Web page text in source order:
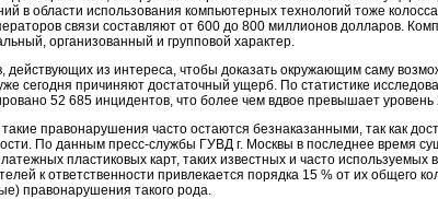
в области использования компьютерных технологий тоже
связи составляют от 600 до 800 миллионов долларов.
организованный и групповой характер.
действующих из интереса, чтобы доказать окружающим саму
сегодня причиняют достаточный ущерб. По статистике
52 685 инцидентов, что более чем вдвое превышает уровень
правонарушения часто остаются безнаказанными, так как
По данным пресс-службы ГУВД г. Москвы в последнее время
пластиковых карт, таких известных и часто
к ответственности привлекается порядка 15 % от их общего
правонарушения такого рода.